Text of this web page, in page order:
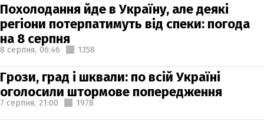
Похолодання йде в Україну, але деякі
регіони потерпатимуть від спеки: погода
на 8 серпня
8 серпня, 06:46 1358
Грози, град і шквали: по всій Україні
оголосили штормове попередження
7 серпня, 21:00 1978